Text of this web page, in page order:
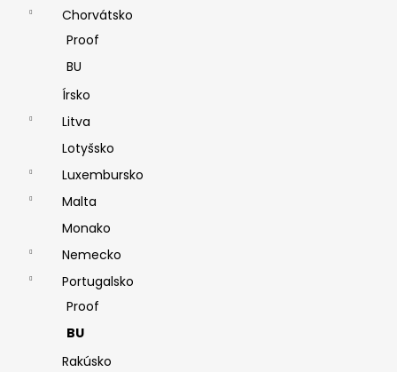
Chorvátsko
Proof
BU
Írsko
Litva
Lotyšsko
Luxembursko
Malta
Monako
Nemecko
Portugalsko
Proof
BU
Rakúsko